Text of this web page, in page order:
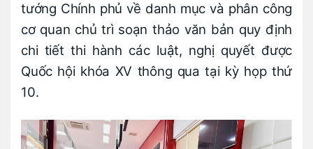
tướng Chính phủ về danh mục và phân công
cơ quan chủ trì soạn thảo văn bản quy định
chi tiết thi hành các luật, nghị quyết được
Quốc hội khóa XV thông qua tại kỳ họp thứ
10.